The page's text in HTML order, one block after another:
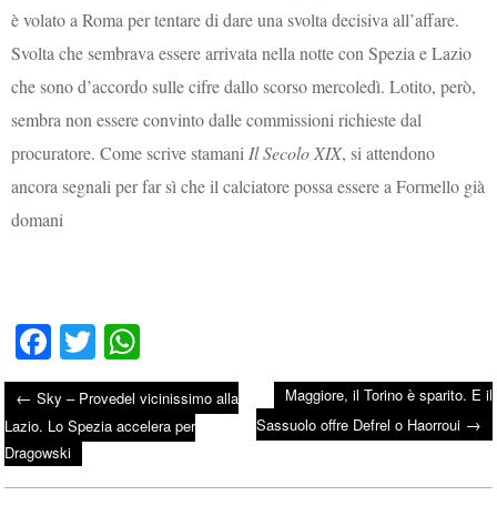
è volato a Roma per tentare di dare una svolta decisiva all’affare.
Svolta che sembrava essere arrivata nella notte con Spezia e Lazio
che sono d’accordo sulle cifre dallo scorso mercoledì. Lotito, però,
sembra non essere convinto dalle commissioni richieste dal
procuratore. Come scrive stamaniIl Secolo XIX, si attendono
ancora segnali per far sì che il calciatore possa essere a Formello già
domani
Fa
ce
bo
ok
T
wi
tte
r
ha
ts
A
pp
Post navigation
← Sky – Provedel vicinissimo alla
Lazio. Lo Spezia accelera per
Dragowski
Maggiore, il Torino è sparito. E il
Sassuolo offre Defrel o Haorroui →